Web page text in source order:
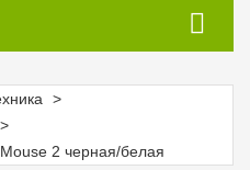
2 черная/белая